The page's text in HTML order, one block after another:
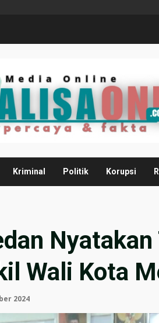
Kriminal Politik Korupsi
Wali Kota
2024